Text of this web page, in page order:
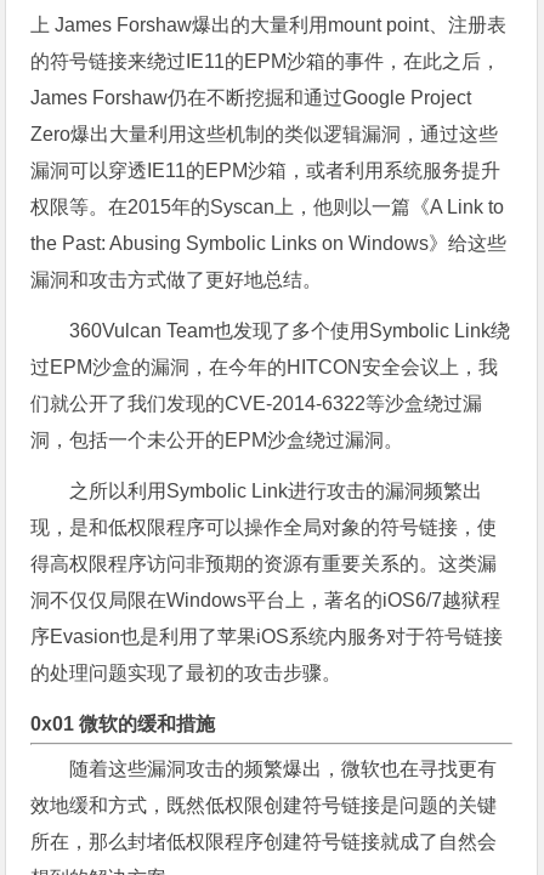
上 James Forshaw爆出的大量利用mount point、注册表
的符号链接来绕过IE11的EPM沙箱的事件，在此之后，
James Forshaw仍在不断挖掘和通过Google Project
Zero爆出大量利用这些机制的类似逻辑漏洞，通过这些
漏洞可以穿透IE11的EPM沙箱，或者利用系统服务提升
权限等。在2015年的Syscan上，他则以一篇《A Link to
the Past: Abusing Symbolic Links on Windows》给这些
漏洞和攻击方式做了更好地总结。
360Vulcan Team也发现了多个使用Symbolic Link绕
过EPM沙盒的漏洞，在今年的HITCON安全会议上，我
们就公开了我们发现的CVE-2014-6322等沙盒绕过漏
洞，包括一个未公开的EPM沙盒绕过漏洞。
之所以利用Symbolic Link进行攻击的漏洞频繁出
现，是和低权限程序可以操作全局对象的符号链接，使
得高权限程序访问非预期的资源有重要关系的。这类漏
洞不仅仅局限在Windows平台上，著名的iOS6/7越狱程
序Evasion也是利用了苹果iOS系统内服务对于符号链接
的处理问题实现了最初的攻击步骤。
0x01 微软的缓和措施
随着这些漏洞攻击的频繁爆出，微软也在寻找更有
效地缓和方式，既然低权限创建符号链接是问题的关键
所在，那么封堵低权限程序创建符号链接就成了自然会